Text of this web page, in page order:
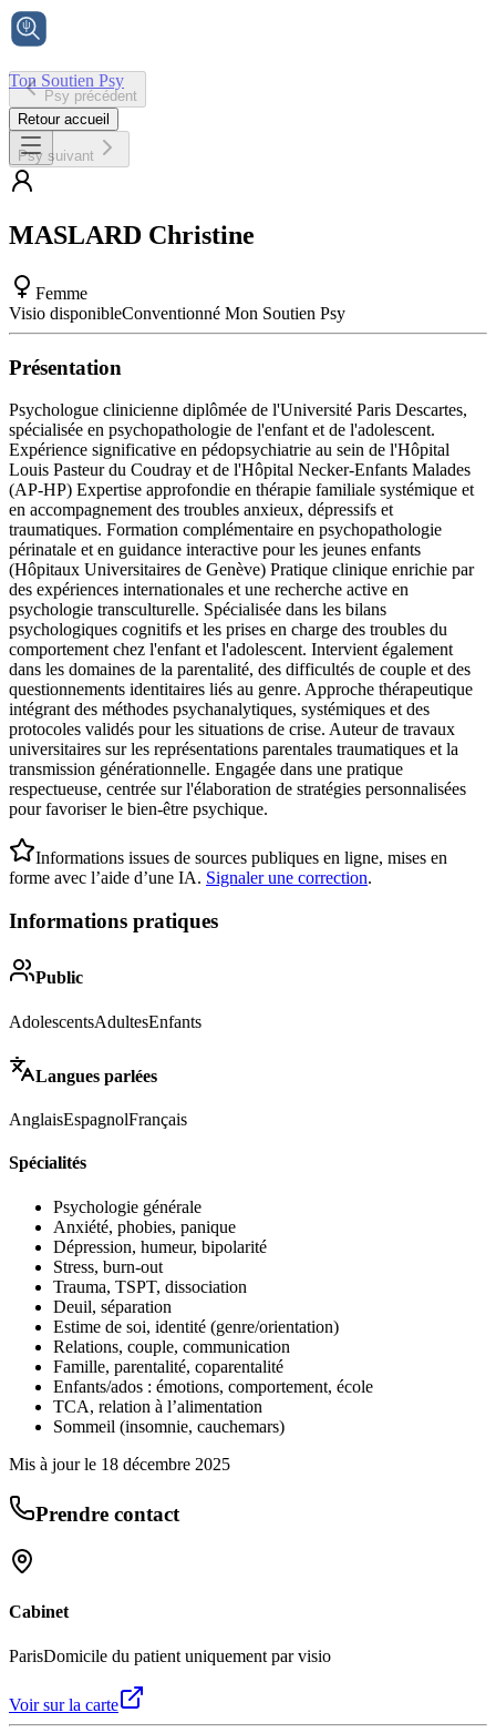
Ton Soutien Psy
Accueil
Psy précédent
Retour accueil
Psy suivant
MASLARD Christine
Femme
Visio disponibleConventionné Mon Soutien Psy
Présentation
Psychologue clinicienne diplômée de l'Université Paris Descartes,
spécialisée en psychopathologie de l'enfant et de l'adolescent.
Expérience significative en pédopsychiatrie au sein de l'Hôpital
Louis Pasteur du Coudray et de l'Hôpital Necker-Enfants Malades
(AP-HP) Expertise approfondie en thérapie familiale systémique et
en accompagnement des troubles anxieux, dépressifs et
traumatiques. Formation complémentaire en psychopathologie
périnatale et en guidance interactive pour les jeunes enfants
(Hôpitaux Universitaires de Genève) Pratique clinique enrichie par
des expériences internationales et une recherche active en
psychologie transculturelle. Spécialisée dans les bilans
psychologiques cognitifs et les prises en charge des troubles du
comportement chez l'enfant et l'adolescent. Intervient également
dans les domaines de la parentalité, des difficultés de couple et des
questionnements identitaires liés au genre. Approche thérapeutique
intégrant des méthodes psychanalytiques, systémiques et des
protocoles validés pour les situations de crise. Auteur de travaux
universitaires sur les représentations parentales traumatiques et la
transmission générationnelle. Engagée dans une pratique
respectueuse, centrée sur l'élaboration de stratégies personnalisées
pour favoriser le bien-être psychique.
Informations issues de sources publiques en ligne, mises en
forme avec l’aide d’une IA. Signaler une correction.
Informations pratiques
Public
AdolescentsAdultesEnfants
Langues parlées
AnglaisEspagnolFrançais
Spécialités
Psychologie générale
Anxiété, phobies, panique
Dépression, humeur, bipolarité
Stress, burn-out
Trauma, TSPT, dissociation
Deuil, séparation
Estime de soi, identité (genre/orientation)
Relations, couple, communication
Famille, parentalité, coparentalité
Enfants/ados : émotions, comportement, école
TCA, relation à l’alimentation
Sommeil (insomnie, cauchemars)
Mis à jour le 18 décembre 2025
Prendre contact
Cabinet
ParisDomicile du patient uniquement par visio
Voir sur la carte